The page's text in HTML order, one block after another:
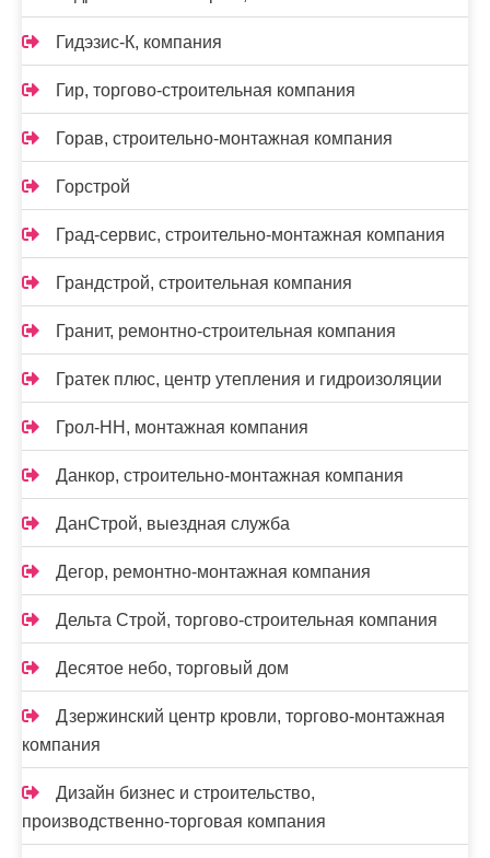
Гидэзис-К, компания
Гир, торгово-строительная компания
Горав, строительно-монтажная компания
Горстрой
Град-сервис, строительно-монтажная компания
Грандстрой, строительная компания
Гранит, ремонтно-строительная компания
Гратек плюс, центр утепления и гидроизоляции
Грол-НН, монтажная компания
Данкор, строительно-монтажная компания
ДанСтрой, выездная служба
Дегор, ремонтно-монтажная компания
Дельта Строй, торгово-строительная компания
Десятое небо, торговый дом
Дзержинский центр кровли, торгово-монтажная
компания
Дизайн бизнес и строительство,
производственно-торговая компания